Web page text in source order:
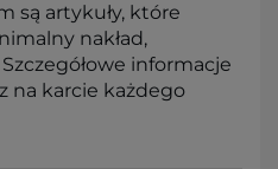
są artykuły, które
nakład,
informacje
na karcie każdego